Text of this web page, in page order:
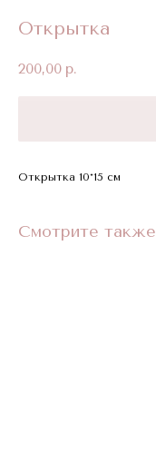
Открытка
200,00 р.
Открытка 10*15 см
Смотрите также